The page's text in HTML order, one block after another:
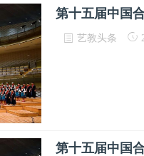
第十五届中国
艺教头条
第十五届中国